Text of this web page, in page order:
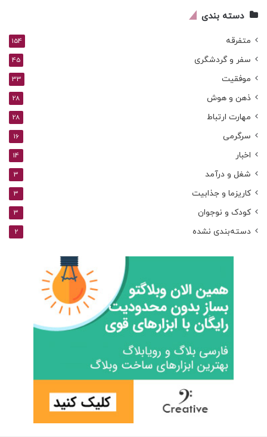
دسته بندی
متفرقه 154
سفر و گردشگری 45
موفقیت 33
ذهن و هوش 28
مهارت ارتباط 28
سرگرمی 16
اخبار 14
شغل و درآمد 3
کاریزما و جذابیت 3
کودک و نوجوان 3
دسته‌بندی نشده 2